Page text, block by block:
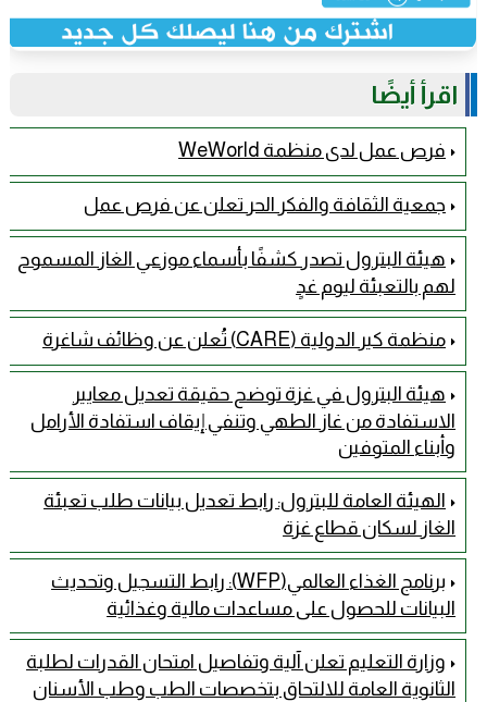
اقرأ أيضًا
فرص عمل لدى منظمة WeWorld
جمعية الثقافة والفكر الحر تعلن عن فرص عمل
هيئة البترول تصدر كشفًا بأسماء موزعي الغاز المسموح
لهم بالتعبئة ليوم غدٍ
منظمة كير الدولية (CARE) تُعلن عن وظائف شاغرة
هيئة البترول في غزة توضح حقيقة تعديل معايير
الاستفادة من غاز الطهي وتنفي إيقاف استفادة الأرامل
وأبناء المتوفين
الهيئة العامة للبترول: رابط تعديل بيانات طلب تعبئة
الغاز لسكان قطاع غزة
برنامج الغذاء العالمي(WFP): رابط التسجيل وتحديث
البيانات للحصول على مساعدات مالية وغذائية
وزارة التعليم تعلن آلية وتفاصيل امتحان القدرات لطلبة
الثانوية العامة للالتحاق بتخصصات الطب وطب الأسنان